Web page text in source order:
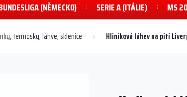
(NĚMECKO) SERIE A (ITÁLIE) MS
termosky, láhve, sklenice Hliníková láhev na pití